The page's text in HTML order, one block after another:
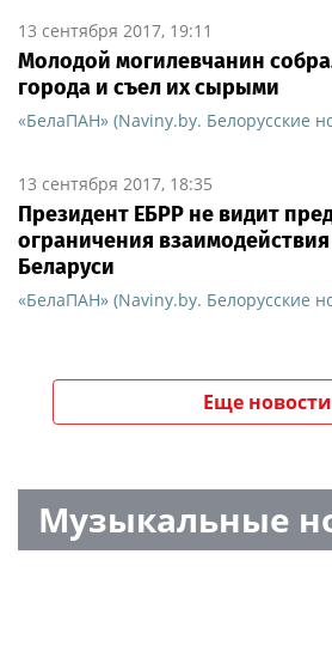
13 сентября 2017, 19:11
Молодой могилевчанин
города и съел их сырыми
«БелаПАН» (Naviny.by. Белорусские
13 сентября 2017, 18:35
Президент ЕБРР не видит
ограничения
Беларуси
«БелаПАН» (Naviny.by. Белорусские
Еще новости
Музыкальные